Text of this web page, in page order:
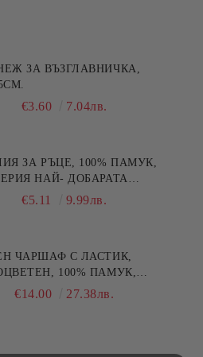
ЗА ВЪЗГЛАВНИЧКА,
€3.60 7.04лв.
ЗА РЪЦЕ, 100% ПАМУК,
НАЙ- ДОБАРАТА
БАБА , РАЗМЕР:
€5.11 9.99лв.
ЧАРШАФ С ЛАСТИК,
100% ПАМУК,
РАЗМЕРИ
€14.00 27.38лв.